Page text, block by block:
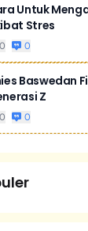
Untuk
Stres
0 0
Baswedan
Z
0 0